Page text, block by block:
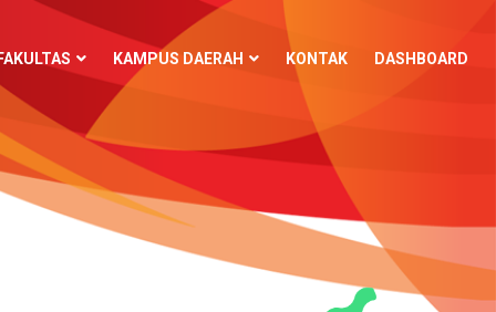
KAMPUS DAERAH KONTAK DASHBOARD